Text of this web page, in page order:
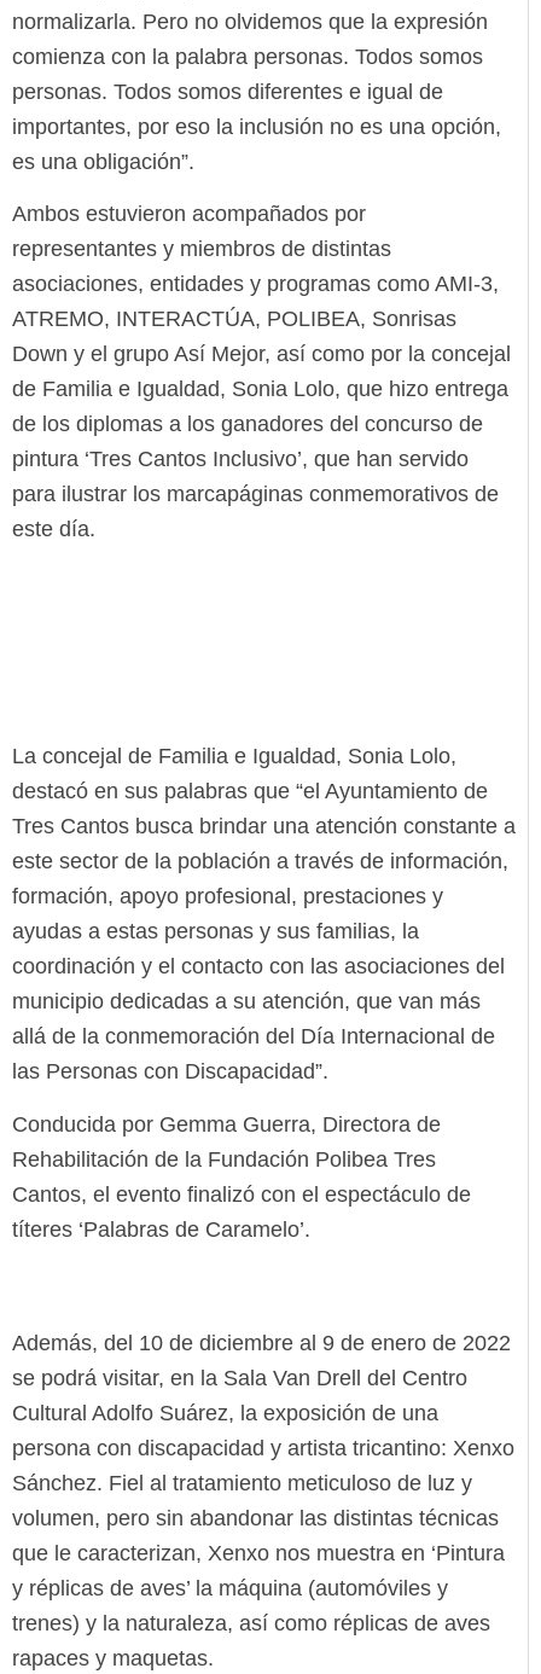
normalizarla. Pero no olvidemos que la expresión
comienza con la palabra personas. Todos somos
personas. Todos somos diferentes e igual de
importantes, por eso la inclusión no es una opción,
es una obligación”.
Ambos estuvieron acompañados por
representantes y miembros de distintas
asociaciones, entidades y programas como AMI-3,
ATREMO, INTERACTÚA, POLIBEA, Sonrisas
Down y el grupo Así Mejor, así como por la concejal
de Familia e Igualdad, Sonia Lolo, que hizo entrega
de los diplomas a los ganadores del concurso de
pintura ‘Tres Cantos Inclusivo’, que han servido
para ilustrar los marcapáginas conmemorativos de
este día.
La concejal de Familia e Igualdad, Sonia Lolo,
destacó en sus palabras que “el Ayuntamiento de
Tres Cantos busca brindar una atención constante a
este sector de la población a través de información,
formación, apoyo profesional, prestaciones y
ayudas a estas personas y sus familias, la
coordinación y el contacto con las asociaciones del
municipio dedicadas a su atención, que van más
allá de la conmemoración del Día Internacional de
las Personas con Discapacidad”.
Conducida por Gemma Guerra, Directora de
Rehabilitación de la Fundación Polibea Tres
Cantos, el evento finalizó con el espectáculo de
títeres ‘Palabras de Caramelo’.
Además, del 10 de diciembre al 9 de enero de 2022
se podrá visitar, en la Sala Van Drell del Centro
Cultural Adolfo Suárez, la exposición de una
persona con discapacidad y artista tricantino: Xenxo
Sánchez. Fiel al tratamiento meticuloso de luz y
volumen, pero sin abandonar las distintas técnicas
que le caracterizan, Xenxo nos muestra en ‘Pintura
y réplicas de aves’ la máquina (automóviles y
trenes) y la naturaleza, así como réplicas de aves
rapaces y maquetas.